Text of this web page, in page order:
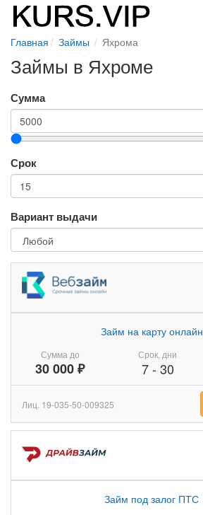
Главная Займы Яхрома
Займы в Яхроме
Сумма
Срок
Вариант выдачи
Сумма до
30 000 ₽
Займ на карту онлайн
Срок, дни
7- 30
Лиц. 19-035-50-009325
Займ под залог ПТС